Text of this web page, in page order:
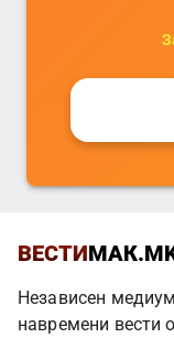
ВЕСТИ
Независен
навремени вести